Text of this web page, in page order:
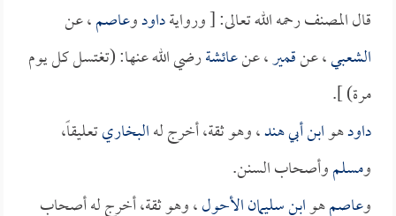
قال المصنف رحمه الله تعالى: [ وروايةداودوعاصم، عن
الشعبي، عنقمير، عنعائشةرضي الله عنها: (تغتسل كل يوم
مرة) ].
داودهوابن أبي هند، وهو ثقة، أخرج لهالبخاريتعليقاً،
ومسلموأصحاب السنن.
وعاصمهوابن سليمان الأحول، وهو ثقة، أخرج له أصحاب